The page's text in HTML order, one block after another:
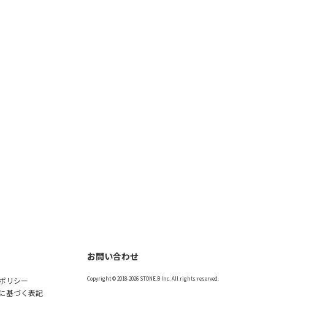
リシー
基づく表記
お問い合わせ
Copyright © 2018-2026 STONE.B Inc. All rights reserved.